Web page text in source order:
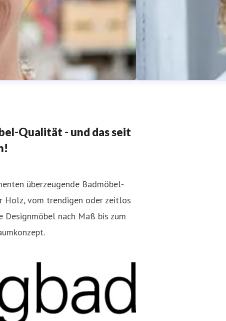
consulting.de +49 221 620
Qualität - und das seit
überzeugende Badmöbel-
Holz, vom trendigen oder zeitlos
nach Maß bis zum